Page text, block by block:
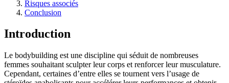
Risques associés
Conclusion
Introduction
Le bodybuilding est une discipline qui séduit de nombreuses
femmes souhaitant sculpter leur corps et renforcer leur musculature.
Cependant, certaines d’entre elles se tournent vers l’usage de